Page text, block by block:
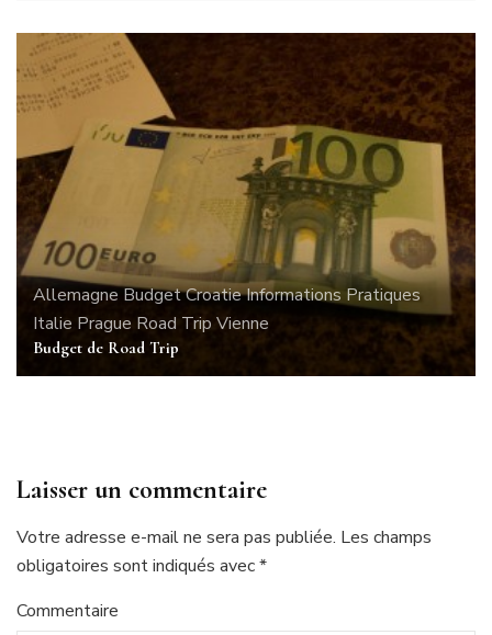
AllemagneBudgetCroatieInformations Pratiques
Italie Prague Road Trip Vienne
Budget de Road Trip
Laisser un commentaire
Votre adresse e-mail ne sera pas publiée. Les champs
obligatoires sont indiqués avec*
Commentaire